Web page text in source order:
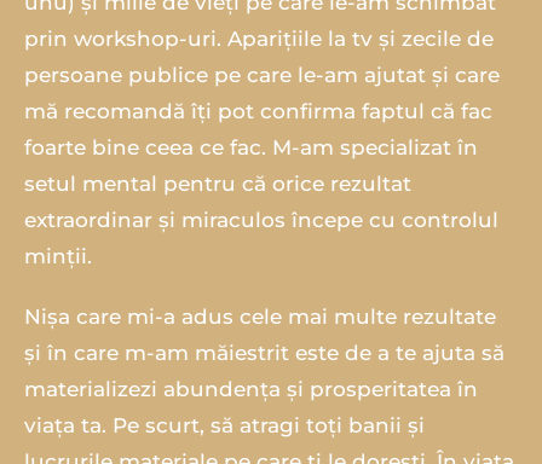
prin workshop-uri. Aparițiile la tv și zecile de
persoane publice pe care le-am ajutat și care
mă recomandă îți pot confirma faptul că fac
foarte bine ceea ce fac. M-am specializat în
setul mental pentru că orice rezultat
extraordinar și miraculos începe cu controlul
minții.
Nișa care mi-a adus cele mai multe rezultate
și în care m-am măiestrit este de a te ajuta să
materializezi abundența și prosperitatea în
viața ta. Pe scurt, să atragi toți banii și